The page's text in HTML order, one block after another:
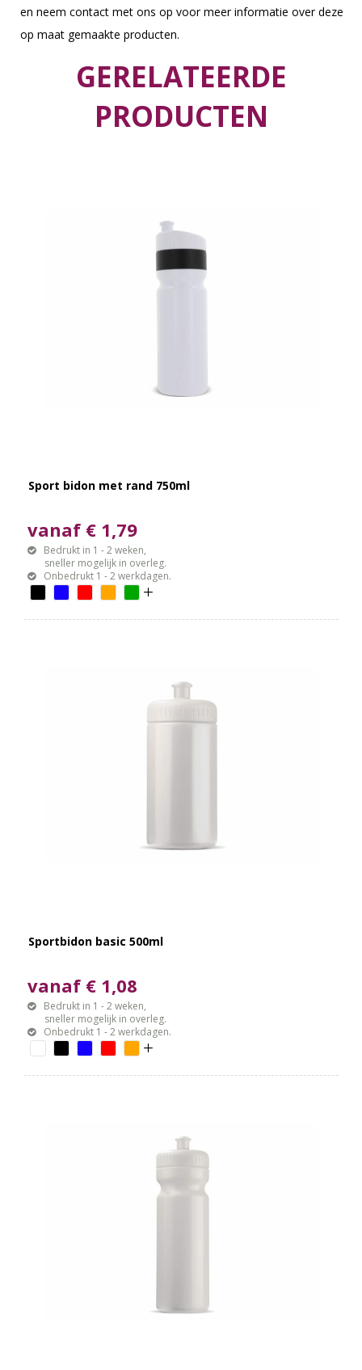
en neem contact met ons op voor meer informatie over deze
op maat gemaakte producten.
GERELATEERDE
PRODUCTEN
Sport bidon met rand 750ml
vanaf € 1,79
Bedrukt in 1 - 2 weken,
sneller mogelijk in overleg.
Onbedrukt 1 - 2 werkdagen.
Sportbidon basic 500ml
vanaf € 1,08
Bedrukt in 1 - 2 weken,
sneller mogelijk in overleg.
Onbedrukt 1 - 2 werkdagen.